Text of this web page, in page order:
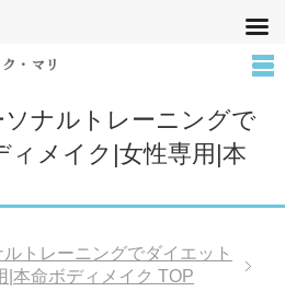
・マリ
ナルトレーニングで
ィメイク|女性専用|本
トレーニングでダイエット
|本命ボディメイク TOP